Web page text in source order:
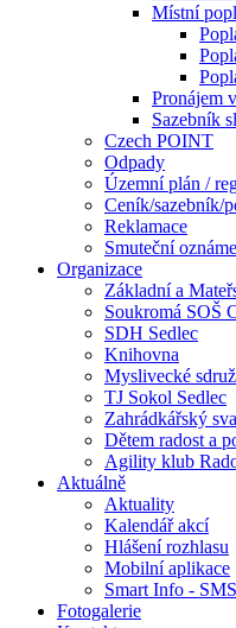
Místní
Pronájem
Sazebník
Czech POINT
Odpady
Územní plán /
Ceník/sazebník/
Reklamace
Smuteční
Organizace
Základní a
Soukromá SOŠ
SDH Sedlec
Knihovna
Myslivecké
TJ Sokol Sedlec
Zahrádkářský
Dětem radost a
Agility klub
Aktuálně
Aktuality
Kalendář akcí
Hlášení rozhlasu
Mobilní aplikace
Smart Info -
Fotogalerie